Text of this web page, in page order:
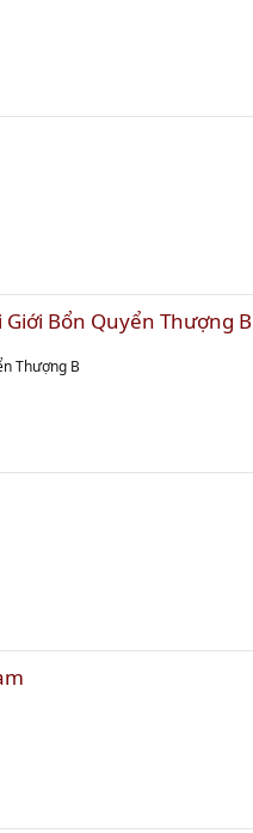
Giới Bổn Quyển Thượng B
Thượng B